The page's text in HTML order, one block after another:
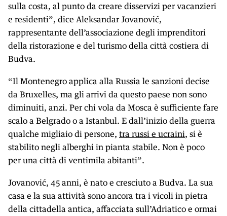
sulla costa, al punto da creare disservizi per vacanzieri
e residenti”, dice Aleksandar Jovanović,
rappresentante dell’associazione degli imprenditori
della ristorazione e del turismo della città costiera di
Budva.
“Il Montenegro applica alla Russia le sanzioni decise
da Bruxelles, ma gli arrivi da questo paese non sono
diminuiti, anzi. Per chi vola da Mosca è sufficiente fare
scalo a Belgrado o a Istanbul. E dall’inizio della guerra
qualche migliaio di persone, tra russi e ucraini, si è
stabilito negli alberghi in pianta stabile. Non è poco
per una città di ventimila abitanti”.
Jovanović, 45 anni, è nato e cresciuto a Budva. La sua
casa e la sua attività sono ancora tra i vicoli in pietra
della cittadella antica, affacciata sull’Adriatico e ormai